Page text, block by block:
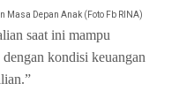
Masa Depan Anak (Foto Fb RINA)
saat ini mampu
kondisi keuangan